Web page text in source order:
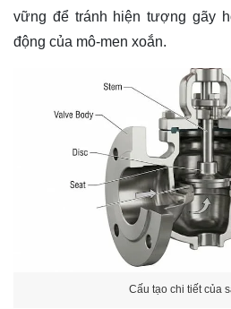
vững để tránh hiện tượng gãy
động của mô-men xoắn.
Cấu tạo chi tiết của